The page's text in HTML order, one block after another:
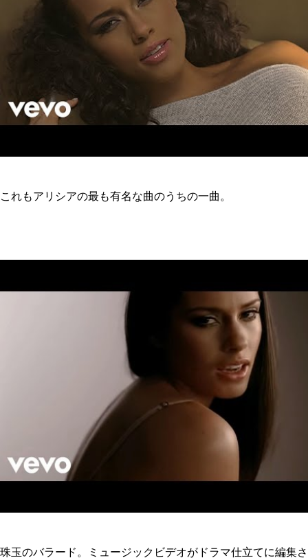
これもアリシアの最も有名な曲のうちの一曲。
珠玉のバラード。ミュージックビデオがドラマ仕立てに編集